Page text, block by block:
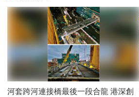
河套跨河連接橋最後一段合龍 港深創